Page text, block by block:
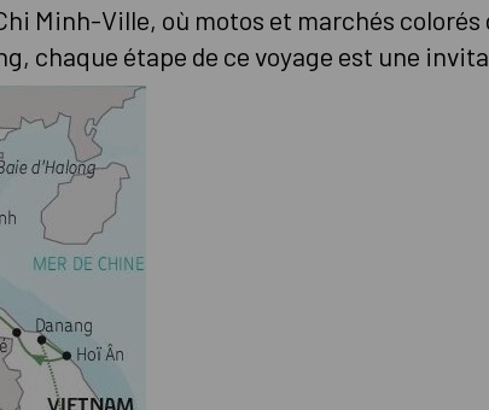
Minh-Ville, où motos et marchés colorés
chaque étape de ce voyage est une